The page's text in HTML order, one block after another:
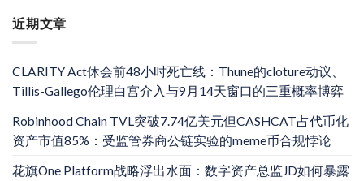
近期文章
CLARITY Act休会前48小时死亡线：Thune的cloture动议、
Tillis-Gallego伦理白宫介入与9月14天窗口的三重概率博弈
Robinhood Chain TVL突破7.74亿美元但CASHCAT占代币化
资产市值85%：受监管券商公链实验的meme币合规悖论
花旗One Platform战略浮出水面：数字资产总监JD如何暴露